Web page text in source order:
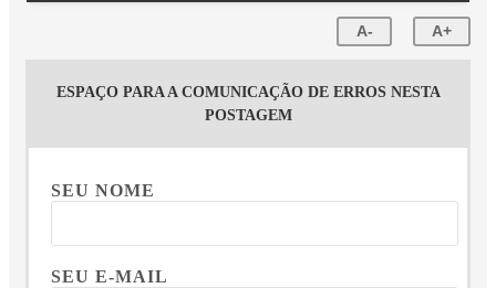
A- A+
ESPAÇO PARA A COMUNICAÇÃO DE ERROS NESTA
POSTAGEM
SEU NOME
SEU E-MAIL